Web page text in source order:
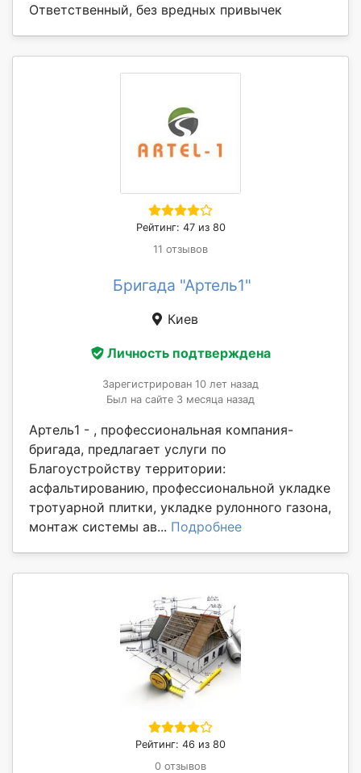
Ответственный, без вредных привычек
Рейтинг: 47 из 80
11 отзывов
Бригада "Артель1"
Киев
Личность подтверждена
Зарегистрирован 10 лет назад
Был на сайте 3 месяца назад
Артель1 - , профессиональная компания-
бригада, предлагает услуги по
Благоустройству территории:
асфальтированию, профессиональной укладке
тротуарной плитки, укладке рулонного газона,
монтаж системы ав... Подробнее
Рейтинг: 46 из 80
0 отзывов